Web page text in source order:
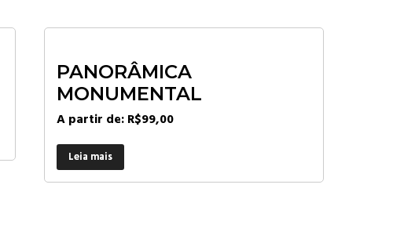
PANORÂMICA
MONUMENTAL
A partir de:R$99,00
Leia mais